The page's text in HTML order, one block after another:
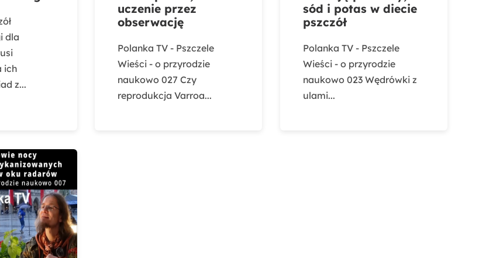
dla
ich
z...
uczenie przez
obserwację
Polanka TV - Pszczele
Wieści - o przyrodzie
naukowo 027 Czy
reprodukcja Varroa...
sód i potas w diecie
pszczół
Polanka TV - Pszczele
Wieści - o przyrodzie
naukowo 023 Wędrówki z
ulami...